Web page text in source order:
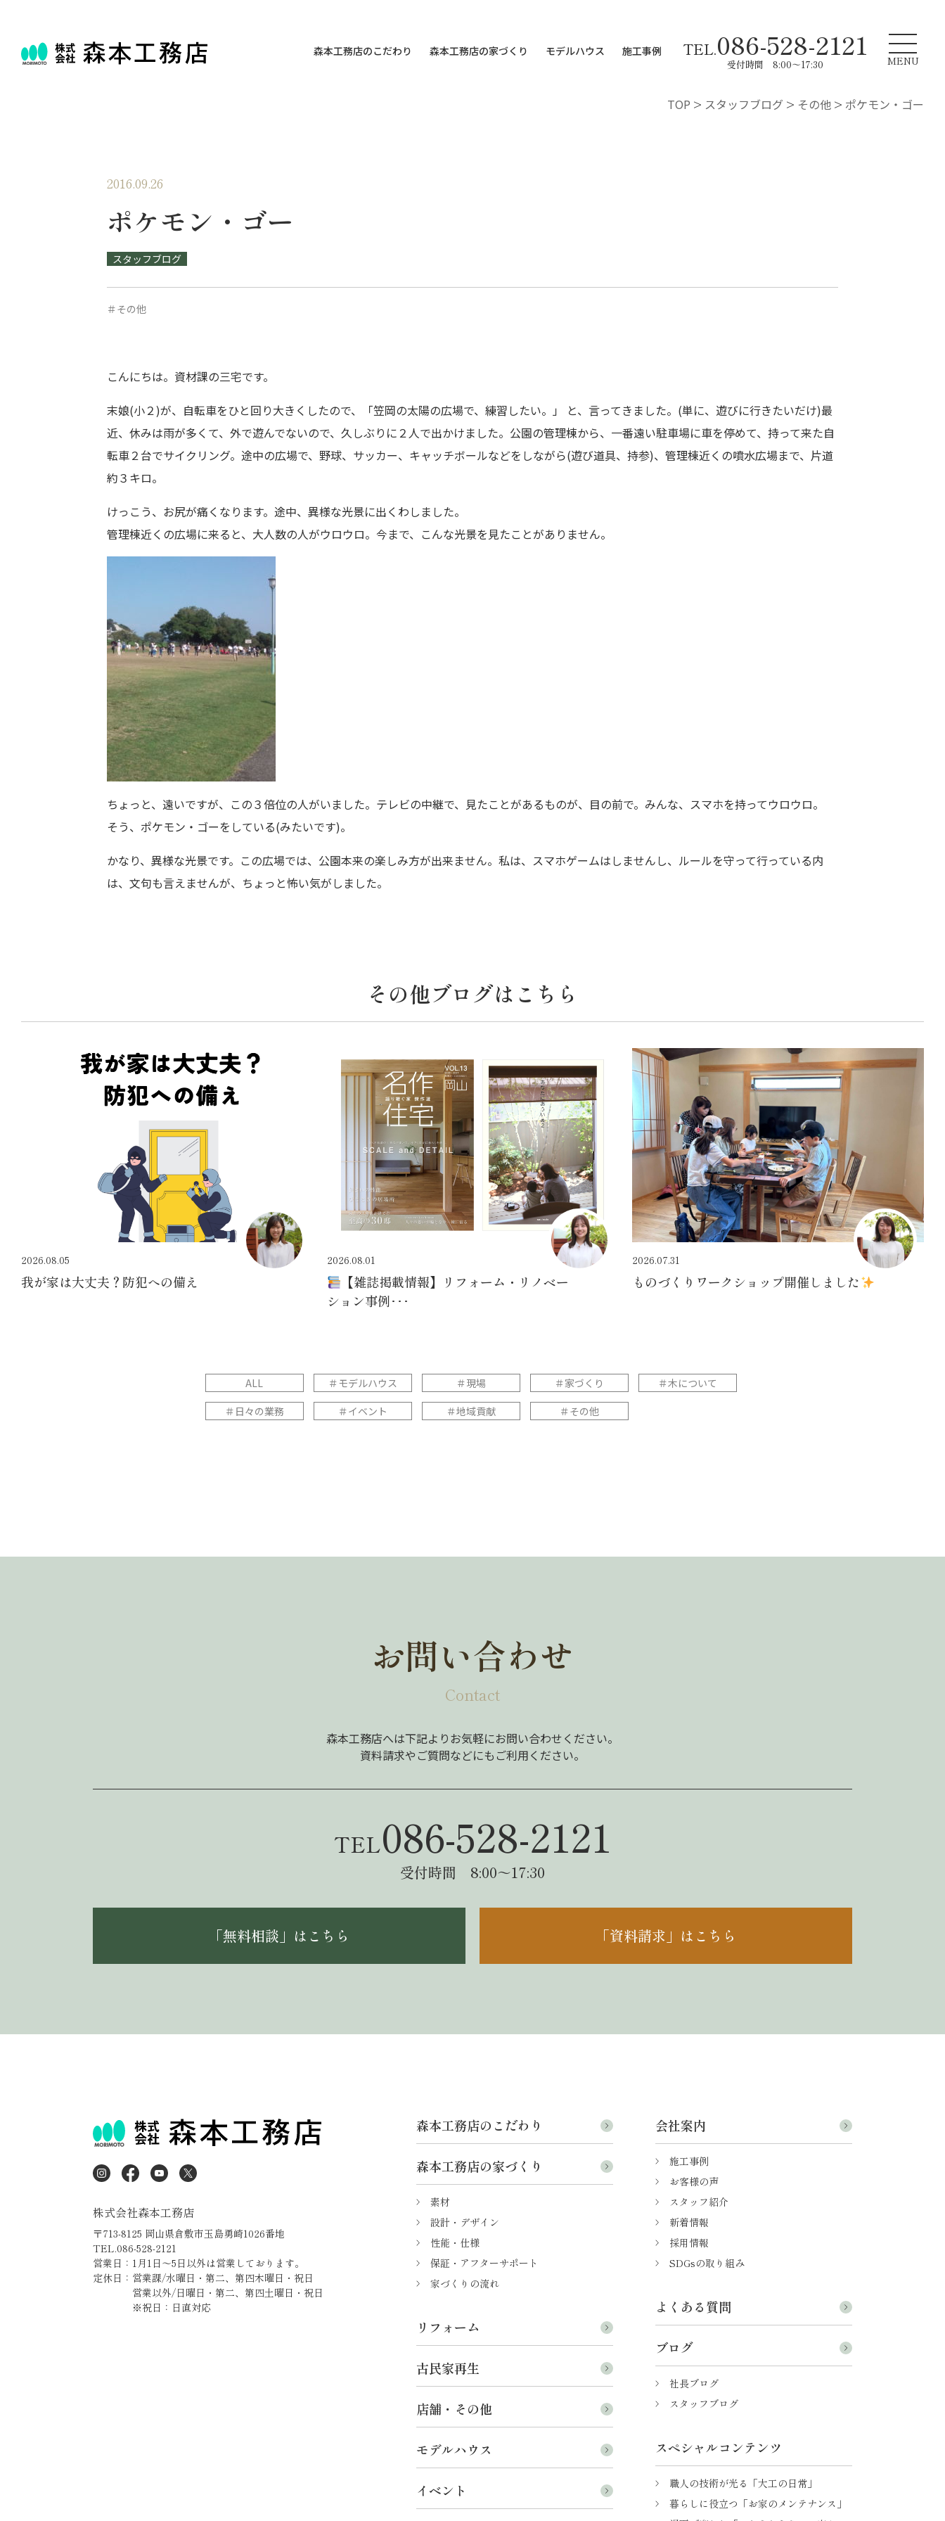
森本工務店のこだわり 森本工務店の家づくり モデルハウス 施工事例 TEL.086-528-2121
受付時間 8:00～17:30 MENU
TOP > スタッフブログ > その他 > ポケモン・ゴー
2016.09.26
ポケモン・ゴー
スタッフブログ
＃その他
こんにちは。資材課の三宅です。
末娘(小２)が、自転車をひと回り大きくしたので、「笠岡の太陽の広場で、練習したい。」 と、言ってきました。(単に、遊びに行きたいだけ)最
近、休みは雨が多くて、外で遊んでないので、久しぶりに２人で出かけました。公園の管理棟から、一番遠い駐車場に車を停めて、持って来た自
転車２台でサイクリング。途中の広場で、野球、サッカー、キャッチボールなどをしながら(遊び道具、持参)、管理棟近くの噴水広場まで、片道
約３キロ。
けっこう、お尻が痛くなります。途中、異様な光景に出くわしました。
管理棟近くの広場に来ると、大人数の人がウロウロ。今まで、こんな光景を見たことがありません。
ちょっと、遠いですが、この３倍位の人がいました。テレビの中継で、見たことがあるものが、目の前で。みんな、スマホを持ってウロウロ。
そう、ポケモン・ゴーをしている(みたいです)。
かなり、異様な光景です。この広場では、公園本来の楽しみ方が出来ません。私は、スマホゲームはしませんし、ルールを守って行っている内
は、文句も言えませんが、ちょっと怖い気がしました。
その他ブログはこちら
2026.08.05
我が家は大丈夫？防犯への備え
2026.08.01
【雑誌掲載情報】リフォーム・リノベー
ション事例･･･
2026.07.31
ものづくりワークショップ開催しました
ALL ＃モデルハウス ＃現場 ＃家づくり
＃木について
＃日々の業務
＃イベント ＃地域貢献 ＃その他
お問い合わせ
Contact
森本工務店へは下記よりお気軽にお問い合わせください。
資料請求やご質問などにもご利用ください。
TEL086-528-2121
受付時間 8:00～17:30
「無料相談」はこちら 「資料請求」はこちら
株式会社森本工務店
〒713-8125 岡山県倉敷市玉島勇崎1026番地
TEL.086-528-2121
営業日：1月1日～5日以外は営業しております。
定休日：営業課/水曜日・第二、第四木曜日・祝日
営業以外/日曜日・第二、第四土曜日・祝日
※祝日：日直対応
森本工務店のこだわり
森本工務店の家づくり
素材
設計・デザイン
性能・仕様
保証・アフターサポート
家づくりの流れ
リフォーム
古民家再生
店舗・その他
モデルハウス
イベント
会社案内
施工事例
お客様の声
スタッフ紹介
新着情報
採用情報
SDGsの取り組み
よくある質問
ブログ
社長ブログ
スタッフブログ
スペシャルコンテンツ
職人の技術が光る「大工の日常」
暮らしに役立つ「お家のメンテナンス」